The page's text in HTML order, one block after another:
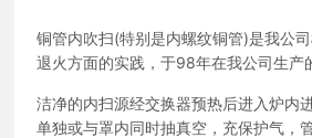
铜管内吹扫(特别是内螺纹铜管)是我公
退火方面的实践，于98年在我公司生产
洁净的内扫源经交换器预热后进入炉内
单独或与罩内同时抽真空，充保护气，